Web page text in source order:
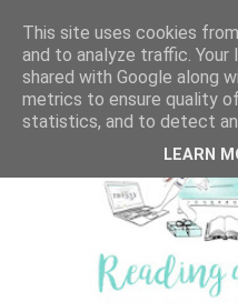
This site uses cookies
and to analyze traffic. Your
shared with Google along
metrics to ensure quality
statistics, and to detect
LEARN